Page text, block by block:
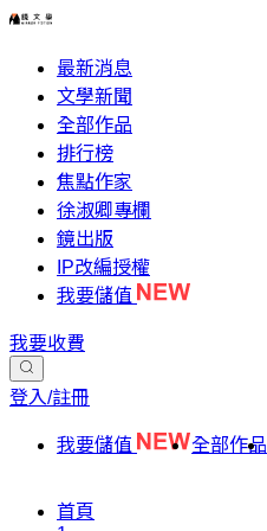
最新消息
文學新聞
全部作品
排行榜
焦點作家
徐淑卿專欄
鏡出版
IP改編授權
我要儲值
我要收費
登入/註冊
我要儲值 全部作品
首頁